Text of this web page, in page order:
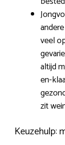
veel
altijd
en-
zit
Keuzehulp: